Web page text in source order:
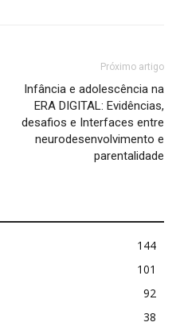
Próximo artigo
Infância e adolescência na
ERA DIGITAL: Evidências,
desafios e Interfaces entre
neurodesenvolvimento e
parentalidade
144
101
92
38